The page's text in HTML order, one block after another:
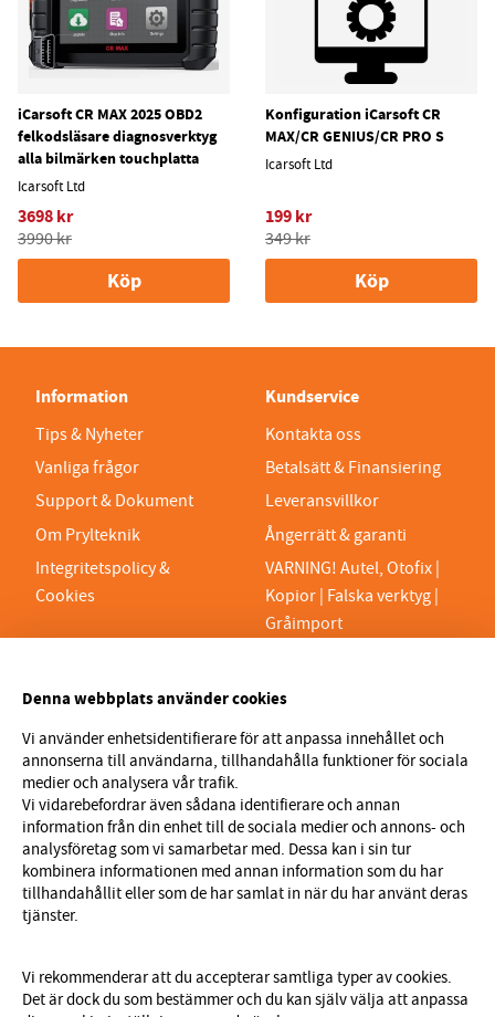
iCarsoft CR MAX 2025 OBD2
felkodsläsare diagnosverktyg
alla bilmärken touchplatta
Icarsoft Ltd
3698 kr
3990 kr
Köp
Konfiguration iCarsoft CR
MAX/CR GENIUS/CR PRO S
Icarsoft Ltd
199 kr
349 kr
Köp
Information
Tips & Nyheter
Vanliga frågor
Support & Dokument
Om Prylteknik
Integritetspolicy &
Cookies
Kundservice
Kontakta oss
Betalsätt & Finansiering
Leveransvillkor
Ångerrätt & garanti
VARNING! Autel, Otofix |
Kopior | Falska verktyg |
Gråimport
Org.nr 559329-1189
VAT SE559329118901
info@prylteknik.se
0321777170
Nyhetsbrev
I vårt nyhetsbrev får du ta del av nyheter och
erbjudanden före alla andra. Registrera dig här nedan.
Skicka
Denna webbplats använder cookies
Vi använder enhetsidentifierare för att anpassa innehållet och
annonserna till användarna, tillhandahålla funktioner för sociala
medier och analysera vår trafik.
Vi vidarebefordrar även sådana identifierare och annan
information från din enhet till de sociala medier och annons- och
analysföretag som vi samarbetar med. Dessa kan i sin tur
kombinera informationen med annan information som du har
tillhandahållit eller som de har samlat in när du har använt deras
tjänster.
Vi rekommenderar att du accepterar samtliga typer av cookies.
Det är dock du som bestämmer och du kan själv välja att anpassa